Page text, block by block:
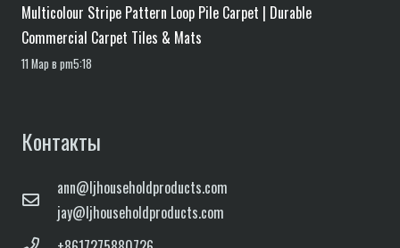
Multicolour Stripe Pattern Loop Pile Carpet | Durable
Commercial Carpet Tiles & Mats
11 Мар в pm5:18
Контакты
ann@ljhouseholdproducts.com
jay@ljhouseholdproducts.com